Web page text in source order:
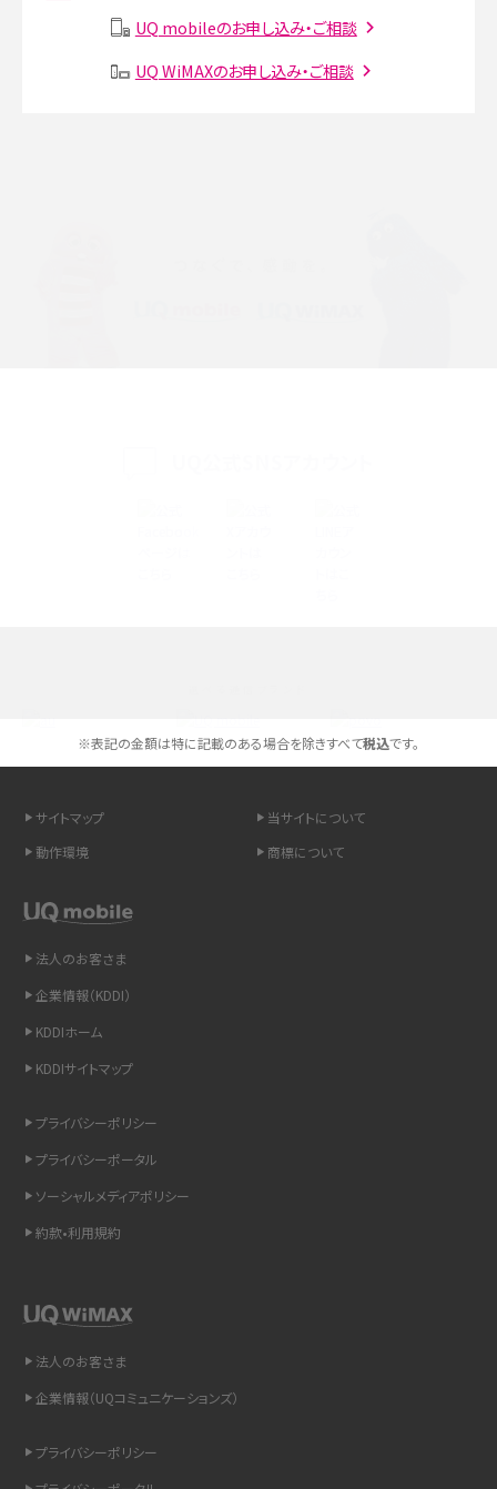
SMSとは？料金やできること、注意点や届かない時の対処法を解説
LINEの通知がこない時の原因と対処法9選！設定の確認手順も解説
非通知設定とは？184で電話をかける方法やiPhone・Androidの設定を解説
iCloudの使用容量を減らす9つの方法！使用状況の確認手順も紹介
リプライ機能とは？LINE、X（旧Twitter）、Instagram、TikTokで送る方法を解説
インスタのDMの送り方は？便利機能の使い方や注意点をわかりやすく解説
LINEで送信取り消しをする方法は？相手に知られるのか、削除との違いも紹介
詳しく解説
Wi-Fiを快適に使うための速度はどれくらい？用途別の目安・回線ごとの平均を
紹介
LINEの着信音や通知音の設定・変更方法を解説！鳴らない場合の対処法も紹介
UQ mobileのお申し込み・ご相談
UQ WiMAXのお申し込み・ご相談
※表記の金額は特に記載のある場合を除きすべて税込です。
サイトマップ
当サイトについて
動作環境
商標について
法人のお客さま
企業情報（KDDI）
KDDIホーム
KDDIサイトマップ
プライバシーポリシー
プライバシーポータル
ソーシャルメディアポリシー
約款•利用規約
法人のお客さま
企業情報（UQコミュニケーションズ）
プライバシーポリシー